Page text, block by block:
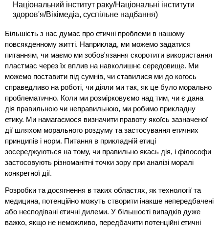
Національний інститут раку/Національні інститути
здоров'я/Вікімедіа, суспільне надбання)
Більшість з нас думає про етичні проблеми в нашому
повсякденному житті. Наприклад, ми можемо задатися
питанням, чи маємо ми зобов'язання скоротити використання
пластмас через їх вплив на навколишнє середовище. Ми
можемо поставити під сумнів, чи ставилися ми до когось
справедливо на роботі, чи діяли ми так, як це було морально
проблематично. Коли ми розмірковуємо над тим, чи є дана
дія правильною чи неправильною, ми робимо прикладну
етику. Ми намагаємося визначити правоту якоїсь зазначеної
дії шляхом морального роздуму та застосування етичних
принципів і норм. Питання в прикладній етиці
зосереджуються на тому, чи правильно якась дія, і філософи
застосовують різноманітні точки зору при аналізі моралі
конкретної дії.
Розробки та досягнення в таких областях, як технології та
медицина, потенційно можуть створити інакше непередбачені
або несподівані етичні дилеми. У більшості випадків дуже
важко, якщо не неможливо, передбачити потенційні етичні